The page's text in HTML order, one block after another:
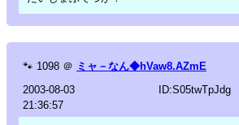
🐾 1098 ＠ ミャ－なん◆hVaw8.AZmE
2003-08-03
21:36:57
ID:S05twTpJdg